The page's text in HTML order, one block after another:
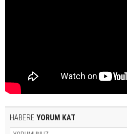
HABERE YORUM KAT